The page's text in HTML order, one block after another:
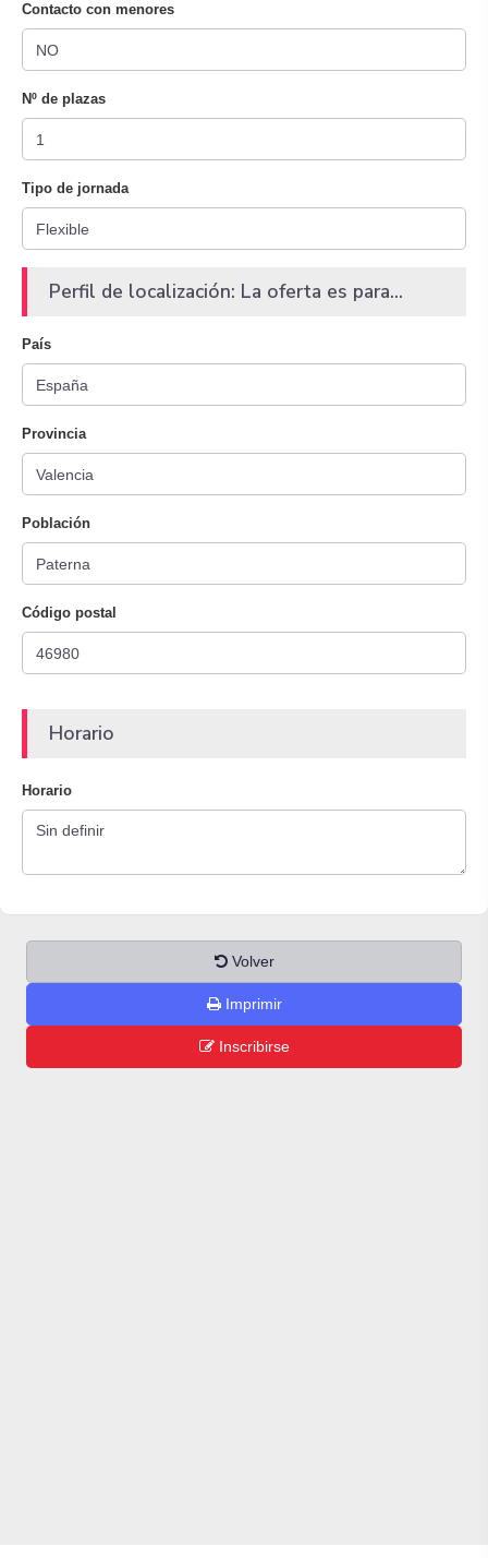
Contacto con menores
Nº de plazas
Tipo de jornada
Perfil de localización: La oferta es para...
País
Provincia
Población
Código postal
Horario
Horario
Volver
Imprimir
Inscribirse